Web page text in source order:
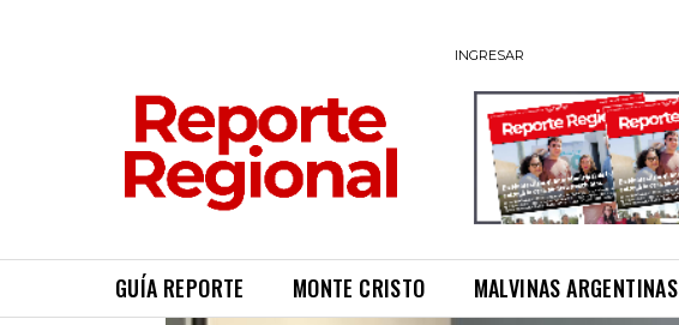
INGRESAR
GUÍA REPORTE MONTE CRISTO MALVINAS ARGENTINAS